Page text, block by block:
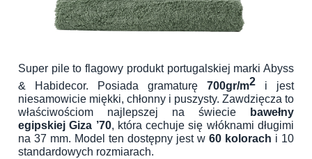
Super pile to flagowy produkt portugalskiej marki Abyss
& Habidecor. Posiada gramaturę 700gr/m2 i jest
niesamowicie miękki, chłonny i puszysty. Zawdzięcza to
właściwościom najlepszej na świecie
bawełny
egipskiej Giza ’70, która cechuje się włóknami długimi
na 37 mm. Model ten dostępny jest w 60 kolorach i 10
standardowych rozmiarach.